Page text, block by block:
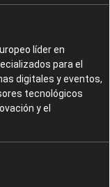
líder en
para el
digitales y eventos,
tecnológicos
y el